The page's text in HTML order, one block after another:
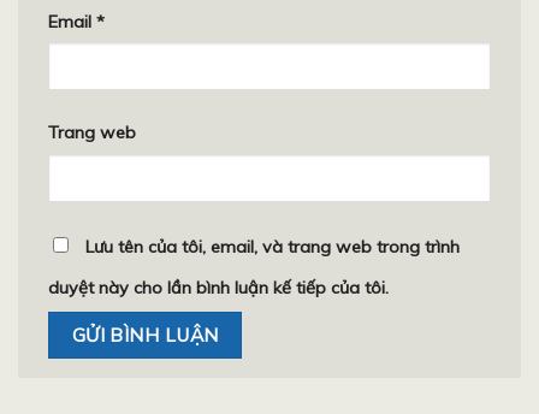
Email *
Trang web
Lưu tên của tôi, email, và trang web trong trình
duyệt này cho lần bình luận kế tiếp của tôi.